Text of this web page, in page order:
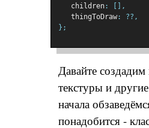
   children
: [],
   thingToDraw
: ??,
};
Давайте
текстуры и
начала
понадобится -